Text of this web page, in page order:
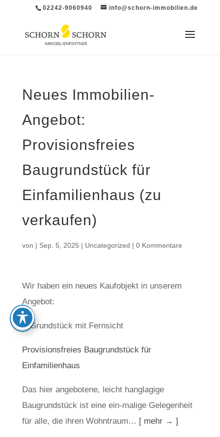
02242-9060940 info@schorn-immobilien.de
Neues Immobilien-
Angebot:
Provisionsfreies
Baugrundstück für
Einfamilienhaus (zu
verkaufen)
von | Sep. 5, 2025 | Uncategorized | 0 Kommentare
Wir haben ein neues Kaufobjekt in unserem
Angebot:
Provisionsfreies Baugrundstück für
Einfamilienhaus
Das hier angebotene, leicht hanglagige
Baugrundstück ist eine ein-malige Gelegenheit
für alle, die ihren Wohntraum… [ mehr → ]